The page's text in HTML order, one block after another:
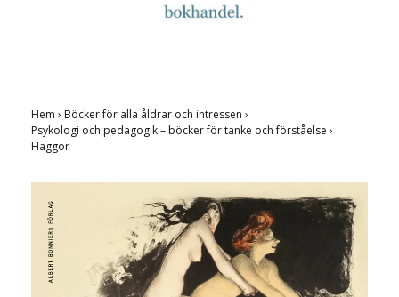
Hem › Böcker för alla åldrar och intressen ›
Psykologi och pedagogik – böcker för tanke och förståelse ›
Haggor